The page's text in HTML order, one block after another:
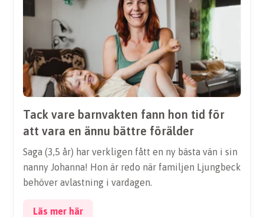
Tack vare barnvakten fann hon tid för
att vara en ännu bättre förälder
Saga (3,5 år) har verkligen fått en ny bästa vän i sin
nanny Johanna! Hon är redo när familjen Ljungbeck
behöver avlastning i vardagen.
Läs mer här